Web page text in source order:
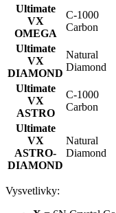
Ultimate
VX
OMEGA
C-1000
Carbon
Ultimate
VX
DIAMOND
Natural
Diamond
Ultimate
VX
ASTRO
C-1000
Carbon
Ultimate
VX
ASTRO-
DIAMOND
Natural
Diamond
Vysvetlivky: